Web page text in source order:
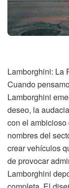
Lamborghini: La
Cuando
Lamborghini
deseo, la
con el
nombres del
crear vehículos
de provocar
Lamborghini